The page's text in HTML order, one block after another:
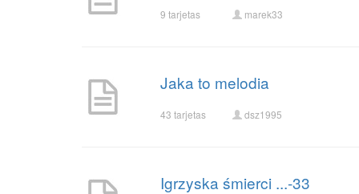
9 tarjetas marek33
Jaka to melodia
43 tarjetas dsz1995
Igrzyska śmierci ...-33